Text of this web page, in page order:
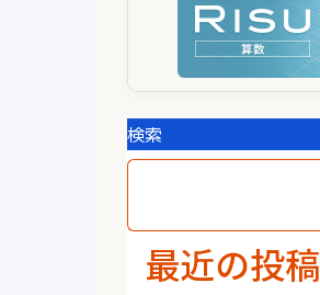
検索
最近の投稿